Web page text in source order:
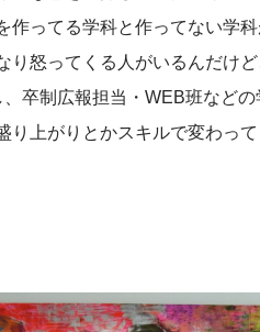
作ってる学科と作ってない学
り怒ってくる人がいるんだけ
卒制広報担当・WEB班など
り上がりとかスキルで変わって